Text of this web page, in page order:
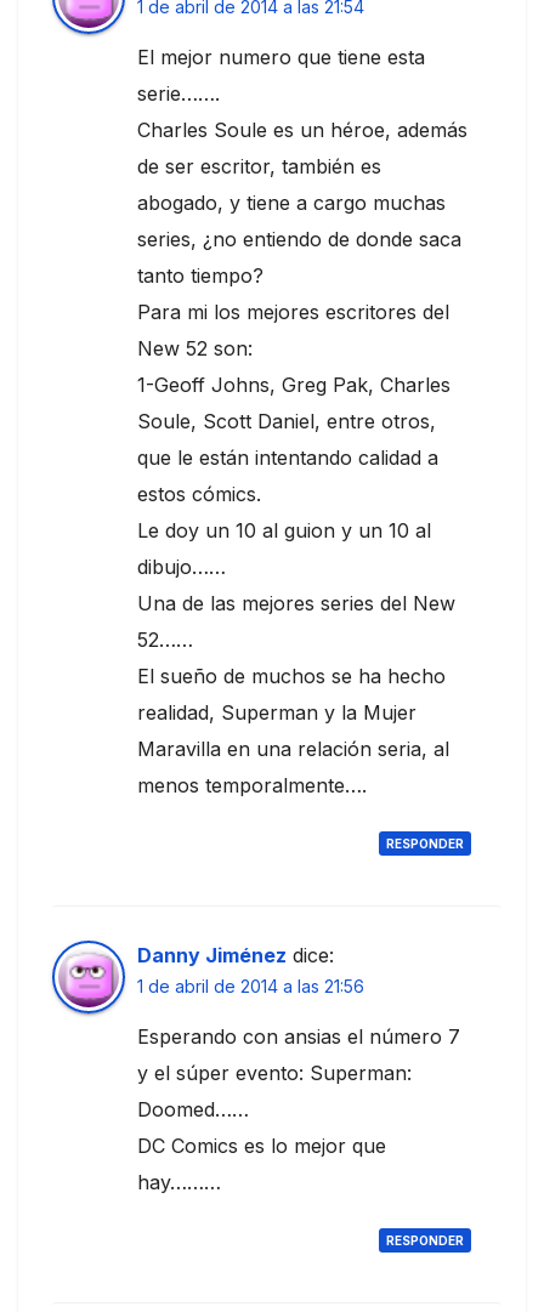
1 de abril de 2014 a las 21:54
El mejor numero que tiene esta
serie…….
Charles Soule es un héroe, además
de ser escritor, también es
abogado, y tiene a cargo muchas
series, ¿no entiendo de donde saca
tanto tiempo?
Para mi los mejores escritores del
New 52 son:
1-Geoff Johns, Greg Pak, Charles
Soule, Scott Daniel, entre otros,
que le están intentando calidad a
estos cómics.
Le doy un 10 al guion y un 10 al
dibujo……
Una de las mejores series del New
52……
El sueño de muchos se ha hecho
realidad, Superman y la Mujer
Maravilla en una relación seria, al
menos temporalmente….
RESPONDER
Danny Jiménez dice:
1 de abril de 2014 a las 21:56
Esperando con ansias el número 7
y el súper evento: Superman:
Doomed……
DC Comics es lo mejor que
hay………
RESPONDER